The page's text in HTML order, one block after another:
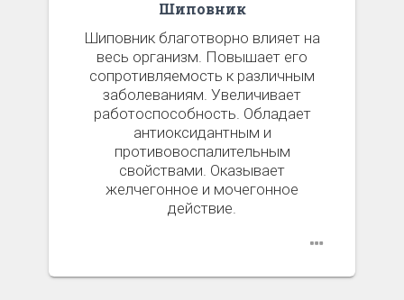
Шиповник
Шиповник благотворно влияет на
весь организм. Повышает его
сопротивляемость к различным
заболеваниям. Увеличивает
работоспособность. Обладает
антиоксидантным и
противовоспалительным
свойствами. Оказывает
желчегонное и мочегонное
действие.